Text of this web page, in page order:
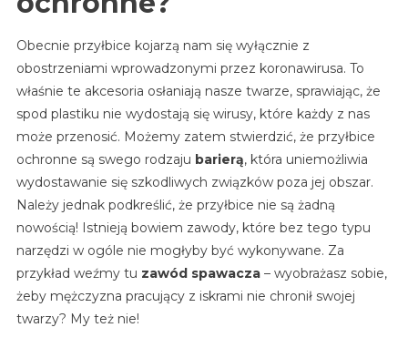
Obecnie przyłbice kojarzą nam się wyłącznie z
obostrzeniami wprowadzonymi przez koronawirusa. To
właśnie te akcesoria osłaniają nasze twarze, sprawiając, że
spod plastiku nie wydostają się wirusy, które każdy z nas
może przenosić. Możemy zatem stwierdzić, że przyłbice
ochronne są swego rodzaju barierą, która uniemożliwia
wydostawanie się szkodliwych związków poza jej obszar.
Należy jednak podkreślić, że przyłbice nie są żadną
nowością! Istnieją bowiem zawody, które bez tego typu
narzędzi w ogóle nie mogłyby być wykonywane. Za
przykład weźmy tu zawód spawacza– wyobrażasz sobie,
żeby mężczyzna pracujący z iskrami nie chronił swojej
twarzy? My też nie!